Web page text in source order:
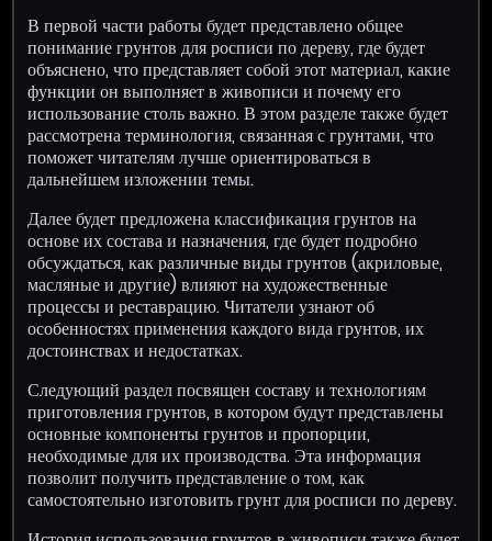
В первой части работы будет представлено общее
понимание грунтов для росписи по дереву, где будет
объяснено, что представляет собой этот материал, какие
функции он выполняет в живописи и почему его
использование столь важно. В этом разделе также будет
рассмотрена терминология, связанная с грунтами, что
поможет читателям лучше ориентироваться в
дальнейшем изложении темы.
Далее будет предложена классификация грунтов на
основе их состава и назначения, где будет подробно
обсуждаться, как различные виды грунтов (акриловые,
масляные и другие) влияют на художественные
процессы и реставрацию. Читатели узнают об
особенностях применения каждого вида грунтов, их
достоинствах и недостатках.
Следующий раздел посвящен составу и технологиям
приготовления грунтов, в котором будут представлены
основные компоненты грунтов и пропорции,
необходимые для их производства. Эта информация
позволит получить представление о том, как
самостоятельно изготовить грунт для росписи по дереву.